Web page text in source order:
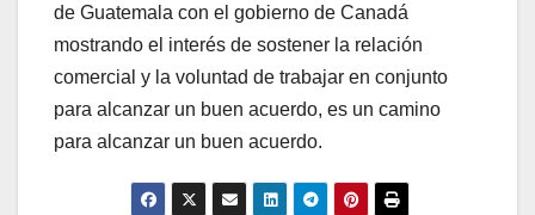
de Guatemala con el gobierno de Canadá
mostrando el interés de sostener la relación
comercial y la voluntad de trabajar en conjunto
para alcanzar un buen acuerdo, es un camino
para alcanzar un buen acuerdo.